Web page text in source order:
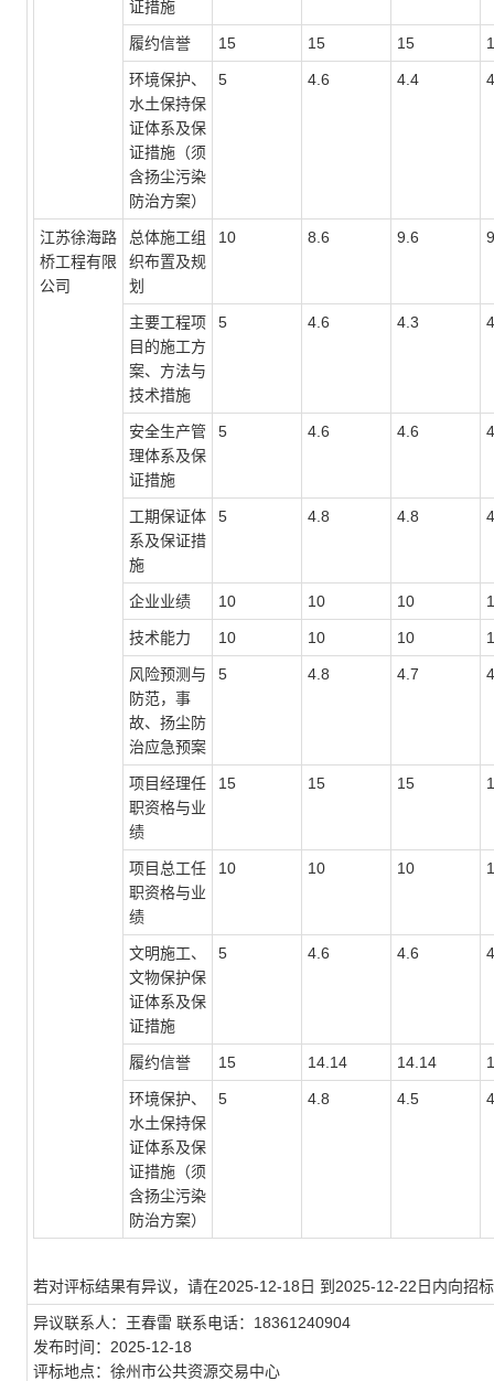
证措施
履约信誉 15 15 15
环境保护、
水土保持保
证体系及保
证措施（须
含扬尘污染
防治方案）
5 4.6 4.4
江苏徐海路
桥工程有限
公司
总体施工组
织布置及规
划
10 8.6 9.6
主要工程项
目的施工方
案、方法与
技术措施
5 4.6 4.3
安全生产管
理体系及保
证措施
5 4.6 4.6
工期保证体
系及保证措
施
5 4.8 4.8
企业业绩 10 10 10
技术能力 10 10 10
风险预测与
防范，事
故、扬尘防
治应急预案
5 4.8 4.7
项目经理任
职资格与业
绩
15 15 15
项目总工任
职资格与业
绩
10 10 10
文明施工、
文物保护保
证体系及保
证措施
5 4.6 4.6
履约信誉 15 14.14 14.14
环境保护、
水土保持保
证体系及保
证措施（须
含扬尘污染
防治方案）
5 4.8 4.5
若对评标结果有异议，请在2025-12-18日 到2025-12-22日内向招
异议联系人： 王春雷 联系电话： 18361240904
发布时间： 2025-12-18
评标地点： 徐州市公共资源交易中心